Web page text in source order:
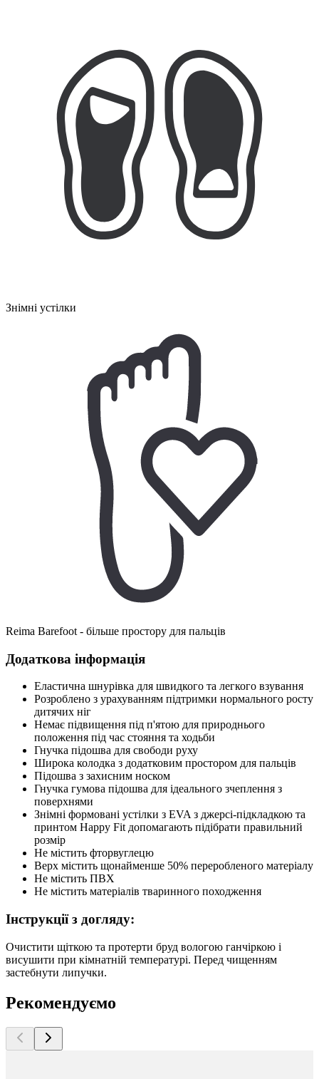
Знімні устілки
Reima Barefoot - більше простору для пальців
Додаткова інформація
Еластична шнурівка для швидкого та легкого взування
Розроблено з урахуванням підтримки нормального росту
дитячих ніг
Немає підвищення під п'ятою для природнього
положення під час стояння та ходьби
Гнучка підошва для свободи руху
Широка колодка з додатковим простором для пальців
Підошва з захисним носком
Гнучка гумова підошва для ідеального зчеплення з
поверхнями
Знімні формовані устілки з EVA з джерсі-підкладкою та
принтом Happy Fit допомагають підібрати правильний
розмір
Не містить фторвуглецю
Верх містить щонайменше 50% переробленого матеріалу
Не містить ПВХ
Не містить матеріалів тваринного походження
Інструкції з догляду:
Очистити щіткою та протерти бруд вологою ганчіркою і
висушити при кімнатній температурі. Перед чищенням
застебнути липучки.
Рекомендуємо